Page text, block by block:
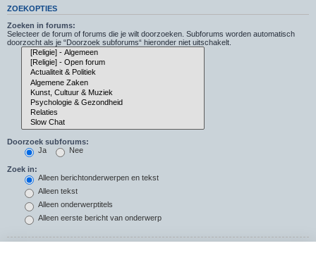
ZOEKOPTIES
Zoeken in forums:
Selecteer de forum of forums die je wilt doorzoeken. Subforums worden automatisch
doorzocht als je “Doorzoek subforums“ hieronder niet uitschakelt.
Doorzoek subforums:
Ja
Nee
Zoek in:
Alleen berichtonderwerpen en tekst
Alleen tekst
Alleen onderwerptitels
Alleen eerste bericht van onderwerp